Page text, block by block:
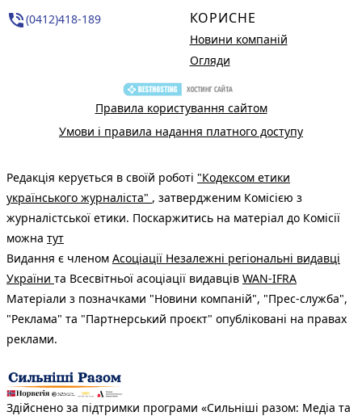
phone_in_talk(0412)418-189 КОРИСНЕ
Новини компаній
Огляди
Правила користування сайтом
Умови і правила надання платного доступу
Редакція керується в своїй роботі "Кодексом етики
українського журналіста" , затвердженим Комісією з
журналістської етики. Поскаржитись на матеріал до Комісії
можна тут
Видання є членом Асоціації Незалежні регіональні видавці
України та Всесвітньої асоціації видавців WAN-IFRA
Матеріали з позначками "Новини компаній", "Прес-служба",
"Реклама" та "Партнерський проєкт" опубліковані на правах
реклами.
Здійснено за підтримки програми «Сильніші разом: Медіа та